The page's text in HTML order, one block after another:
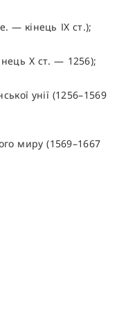
— кінець ІХ ст.);
Х ст. — 1256);
унії (1256–1569
миру (1569–1667